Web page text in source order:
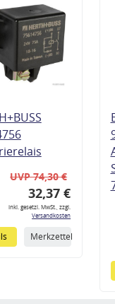
UVP 74,30 €
32,37 €
inkl. gesetzl. MwSt., zzgl.
Versandkosten
Merkzettel